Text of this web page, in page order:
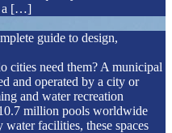
a […]
guide to design,
cities need them? A municipal
and operated by a city or
and water recreation
million pools worldwide
facilities, these spaces